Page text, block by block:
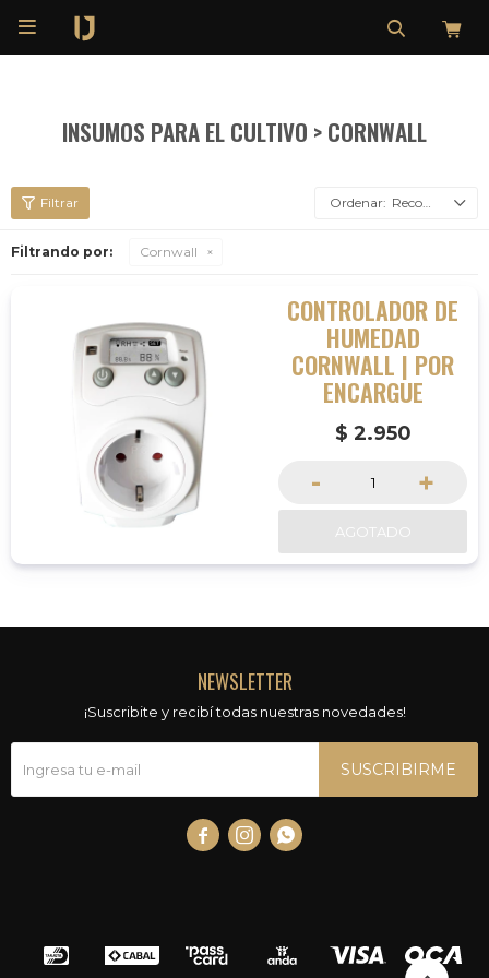

INSUMOS PARA EL CULTIVO > CORNWALL
Recomendados
Filtrando por: Cornwall
CONTROLADOR DE
HUMEDAD
CORNWALL | POR
ENCARGUE
$ 2.950
- +
AGOTADO
NEWSLETTER
¡Suscribite y recibí todas nuestras novedades!
SUSCRIBIRME
  